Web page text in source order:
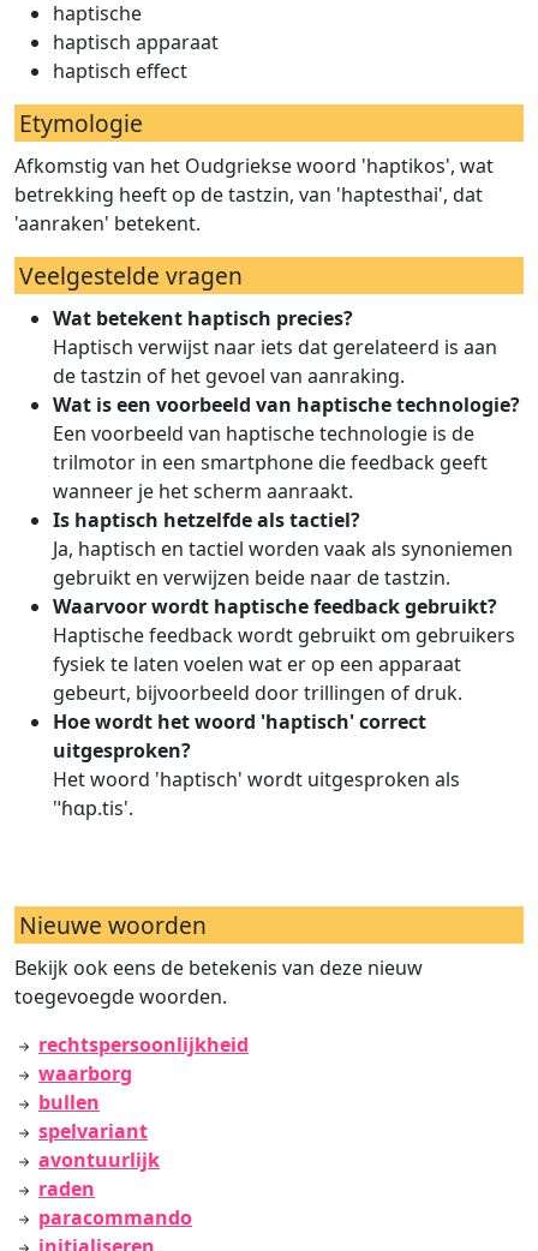
haptische
haptisch apparaat
haptisch effect
Etymologie
Afkomstig van het Oudgriekse woord 'haptikos', wat
betrekking heeft op de tastzin, van 'haptesthai', dat
'aanraken' betekent.
Veelgestelde vragen
Wat betekent haptisch precies?
Haptisch verwijst naar iets dat gerelateerd is aan
de tastzin of het gevoel van aanraking.
Wat is een voorbeeld van haptische technologie?
Een voorbeeld van haptische technologie is de
trilmotor in een smartphone die feedback geeft
wanneer je het scherm aanraakt.
Is haptisch hetzelfde als tactiel?
Ja, haptisch en tactiel worden vaak als synoniemen
gebruikt en verwijzen beide naar de tastzin.
Waarvoor wordt haptische feedback gebruikt?
Haptische feedback wordt gebruikt om gebruikers
fysiek te laten voelen wat er op een apparaat
gebeurt, bijvoorbeeld door trillingen of druk.
Hoe wordt het woord 'haptisch' correct
uitgesproken?
Het woord 'haptisch' wordt uitgesproken als
'ˈɦɑp.tis'.
Nieuwe woorden
Bekijk ook eens de betekenis van deze nieuw
toegevoegde woorden.
rechtspersoonlijkheid
waarborg
bullen
spelvariant
avontuurlijk
raden
paracommando